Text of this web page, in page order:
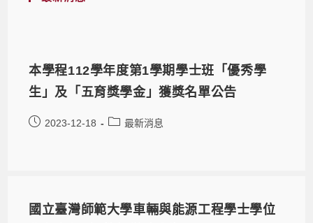
本學程112學年度第1學期學士班「優秀學
生」及「五育獎學金」獲獎名單公告
2023-12-18 最新消息
國立臺灣師範大學車輛與能源工程學士學位